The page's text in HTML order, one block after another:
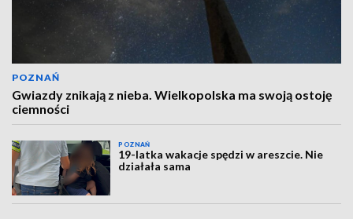
POZNAŃ
Gwiazdy znikają z nieba. Wielkopolska ma swoją ostoję
ciemności
POZNAŃ
19-latka wakacje spędzi w areszcie. Nie
działała sama